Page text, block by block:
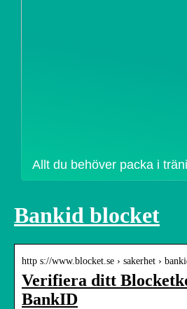
Allt du behöver packa i
Bankid blocket
http s://www.blocket.se › sakerhet ›
Verifiera ditt
BankID